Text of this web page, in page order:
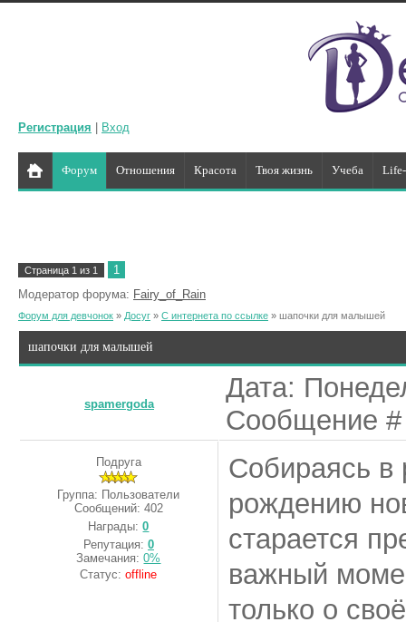
Регистрация Вход
Форум Отношения Красота Твоя жизнь Учеба
Страница 1 из 1
1
Модератор форума: Fairy_of_Rain
Форум для девчонок » Досуг » С интернета по ссылке » шапочки для малышей
шапочки для малышей
spamergoda
Дата:
Сообщение
Подруга
Группа: Пользователи
Сообщений: 402
Награды:0
Репутация: 0
Замечания:0%
Статус:offline
Собираясь в
рождению
старается
важный
только о